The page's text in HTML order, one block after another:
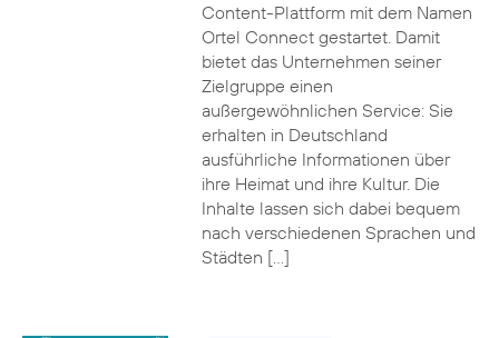
Content-Plattform mit dem Namen
Ortel Connect gestartet. Damit
bietet das Unternehmen seiner
Zielgruppe einen
außergewöhnlichen Service: Sie
erhalten in Deutschland
ausführliche Informationen über
ihre Heimat und ihre Kultur. Die
Inhalte lassen sich dabei bequem
nach verschiedenen Sprachen und
Städten […]